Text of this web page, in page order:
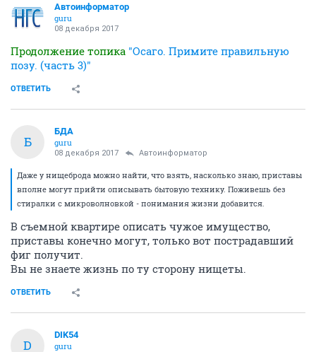
Автоинформатор
guru
08 декабря 2017
Продолжение топика "Осаго. Примите правильную
позу. (часть 3)"
ОТВЕТИТЬ
Б
БДА
guru
08 декабря 2017 Автоинформатор
Даже у нищеброда можно найти, что взять, насколько знаю, приставы
вполне могут прийти описывать бытовую технику. Поживешь без
стиралки с микроволновкой - понимания жизни добавится.
В съемной квартире описать чужое имущество,
приставы конечно могут, только вот пострадавший
фиг получит.
Вы не знаете жизнь по ту сторону нищеты.
ОТВЕТИТЬ
D
DIK54
guru